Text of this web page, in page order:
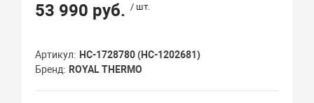
53 990 руб. / шт.
Артикул
НС-1728780 (НС-1202681)
Бренд
ROYAL THERMO